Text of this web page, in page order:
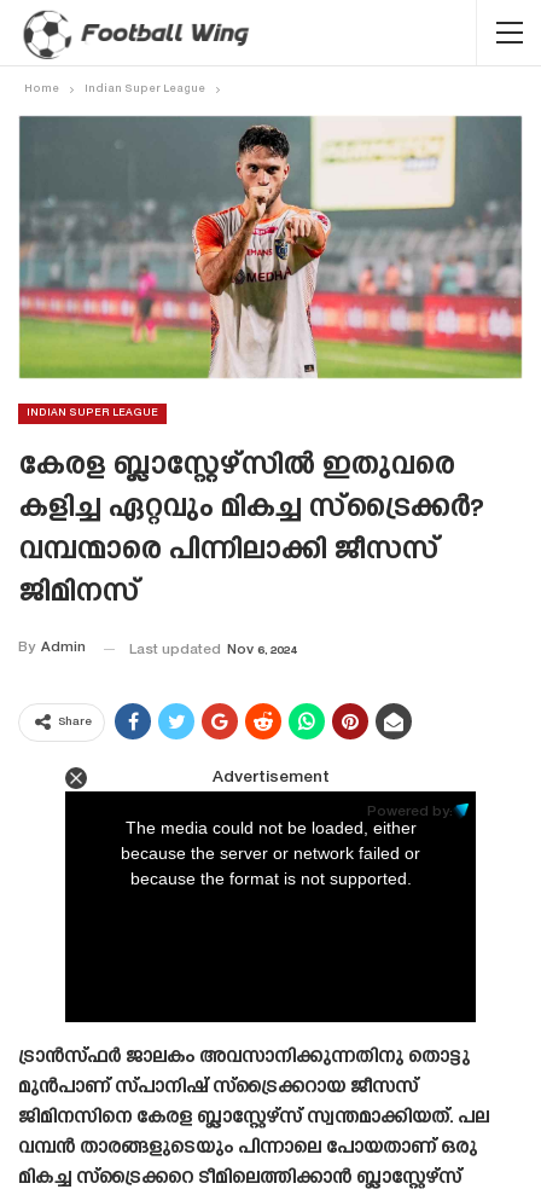
Home Indian Super League
INDIAN SUPER LEAGUE
കേരള ബ്ലാസ്റ്റേഴ്‌സിൽ ഇതുവരെ
കളിച്ച ഏറ്റവും മികച്ച സ്‌ട്രൈക്കർ?
വമ്പന്മാരെ പിന്നിലാക്കി ജീസസ്
ജിമിനസ്
By Admin Last updated Nov 6, 2024
Share
Advertisement
Powered by:
The media could not be loaded, either
because the server or network failed or
because the format is not supported.
ട്രാൻസ്‌ഫർ ജാലകം അവസാനിക്കുന്നതിനു തൊട്ടു
മുൻപാണ് സ്‌പാനിഷ്‌ സ്‌ട്രൈക്കറായ ജീസസ്
ജിമിനസിനെ കേരള ബ്ലാസ്റ്റേഴ്‌സ് സ്വന്തമാക്കിയത്. പല
വമ്പൻ താരങ്ങളുടെയും പിന്നാലെ പോയതാണ് ഒരു
മികച്ച സ്‌ട്രൈക്കറെ ടീമിലെത്തിക്കാൻ ബ്ലാസ്റ്റേഴ്‌സ്